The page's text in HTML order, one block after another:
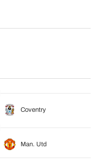
Coventry
Man. Utd